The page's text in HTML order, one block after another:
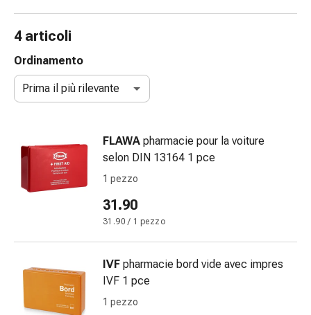
bronchite
Inalatori
e
per
naso
Tessuti
Raffreddore
delle
e
delle
ustioni
4 articoli
Ordinamento
Prima il più rilevante
FLAWA pharmacie pour la voiture
selon DIN 13164 1 pce
1 pezzo
31.90
31.90 / 1 pezzo
IVF pharmacie bord vide avec impres
IVF 1 pce
1 pezzo